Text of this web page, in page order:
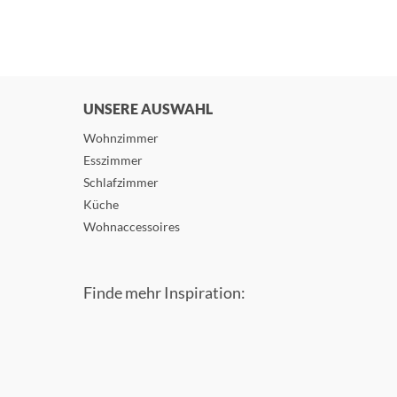
UNSERE AUSWAHL
Wohnzimmer
Esszimmer
Schlafzimmer
Küche
Wohnaccessoires
Finde mehr Inspiration: